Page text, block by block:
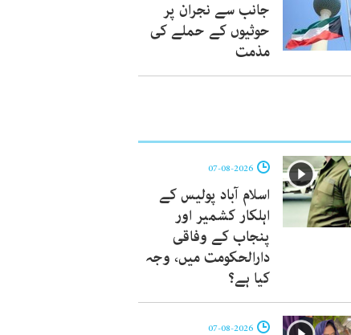
جانب سے نجران پر
حوثیوں کے حملے کی
مذمت
اسلام آباد پولیس کے
اہلکار کشمیر اور
پنجاب کے وفاقی
دارالحکومت میں، وجہ
کیا ہے؟